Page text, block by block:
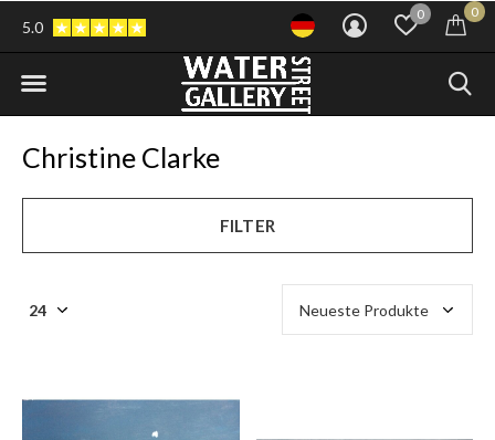
0 0
5.0
Christine Clarke
FILTER